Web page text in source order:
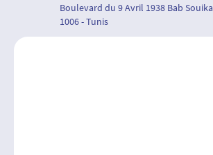
Boulevard du 9 Avril 1938 Bab Souika
1006 - Tunis